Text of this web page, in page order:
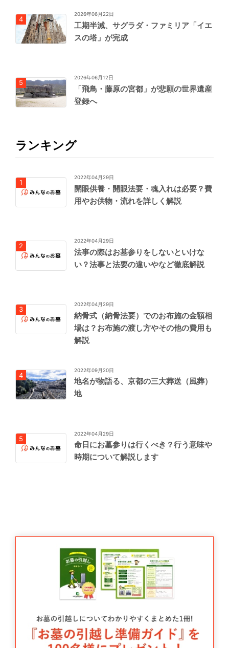
2026年06月22日
工期半減、サグラダ・ファミリア「イエ
スの塔」が完成
2026年06月12日
「飛鳥・藤原の宮都」が悲願の世界遺産
登録へ
ランキング
2022年04月29日
開眼供養・開眼法要・魂入れは必要？費
用やお供物・流れを詳しく解説
2022年04月29日
法事の際はお墓参りをしないといけな
い？法事と法要の違いやなど徹底解説
2022年04月29日
納骨式（納骨法要）でのお布施の金額相
場は？お布施の渡し方やその他の費用も
解説
2022年09月20日
地名が物語る、京都の三大葬送（風葬）
地
2022年04月29日
命日にお墓参りは行くべき？行う意味や
時期について解説します